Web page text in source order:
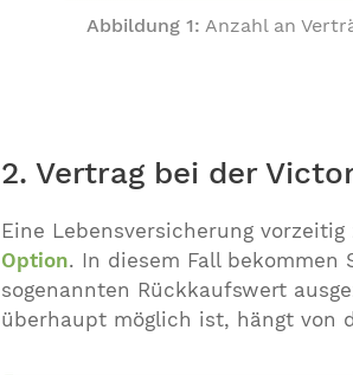
Abbildung 1: Anzahl an
2. Vertrag bei der
Eine Lebensversicherung
Option. In diesem Fall bekommen
sogenannten Rückkaufswert
überhaupt möglich ist, hängt von